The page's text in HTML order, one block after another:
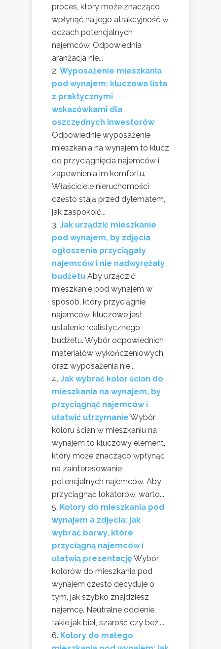
proces, który może znacząco
wpłynąć na jego atrakcyjność w
oczach potencjalnych
najemców. Odpowiednia
aranżacja nie...
Wyposażenie mieszkania
pod wynajem: kluczowa lista
z praktycznymi
wskazówkami dla
oszczędnych inwestorów
Odpowiednie wyposażenie
mieszkania na wynajem to klucz
do przyciągnięcia najemców i
zapewnienia im komfortu.
Właściciele nieruchomości
często stają przed dylematem,
jak zaspokoić...
Jak urządzić mieszkanie
pod wynajem, by zdjęcia
ogłoszenia przyciągały
najemców i nie nadwyrężały
budżetu Aby urządzić
mieszkanie pod wynajem w
sposób, który przyciągnie
najemców, kluczowe jest
ustalenie realistycznego
budżetu. Wybór odpowiednich
materiałów wykończeniowych
oraz wyposażenia nie...
Jak wybrać kolor ścian do
mieszkania na wynajem, by
przyciągnąć najemców i
ułatwić utrzymanie Wybór
koloru ścian w mieszkaniu na
wynajem to kluczowy element,
który może znacząco wpłynąć
na zainteresowanie
potencjalnych najemców. Aby
przyciągnąć lokatorów, warto...
Kolory do mieszkania pod
wynajem a zdjęcia: jak
wybrać barwy, które
przyciągną najemców i
ułatwią prezentacjęWybór
kolorów do mieszkania pod
wynajem często decyduje o
tym, jak szybko znajdziesz
najemcę. Neutralne odcienie,
takie jak biel, szarość czy beż,...
Kolory do małego